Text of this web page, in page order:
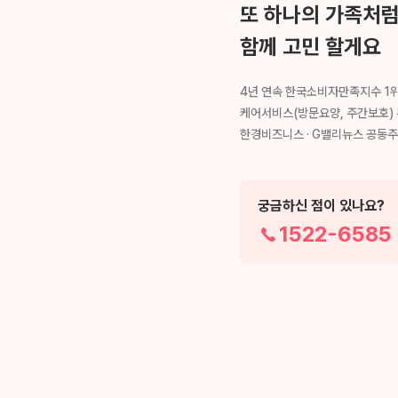
또 하나의 가족처럼
함께 고민 할게요
4년 연속 한국소비자만족지수 1위
케어서비스(방문요양, 주간보호)
한경비즈니스 · G밸리뉴스 공동
궁금하신 점이 있나요?
1522-6585